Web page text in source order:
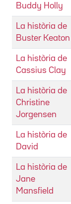
Buddy Holly
La història de
Buster Keaton
La història de
Cassius Clay
La història de
Christine
Jorgensen
La història de
David
La història de
Jane
Mansfield